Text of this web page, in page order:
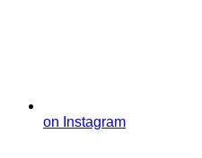
on Instagram